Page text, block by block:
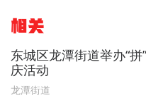
相关
东城区龙潭街道举办“
庆活动
龙潭街道